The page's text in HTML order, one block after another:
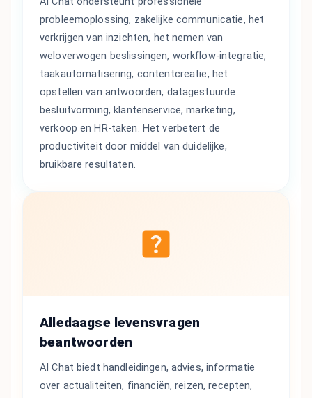
probleemoplossing, zakelijke communicatie, het
verkrijgen van inzichten, het nemen van
weloverwogen beslissingen, workflow-integratie,
taakautomatisering, contentcreatie, het
opstellen van antwoorden, datagestuurde
besluitvorming, klantenservice, marketing,
verkoop en HR-taken. Het verbetert de
productiviteit door middel van duidelijke,
bruikbare resultaten.
Alledaagse levensvragen
beantwoorden
AI Chat biedt handleidingen, advies, informatie
over actualiteiten, financiën, reizen, recepten,